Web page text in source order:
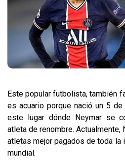
Este popular futbolista, también
es acuario porque nació un 5
este lugar dónde Neymar se
atleta de renombre.
atletas mejor pagados de toda
mundial.